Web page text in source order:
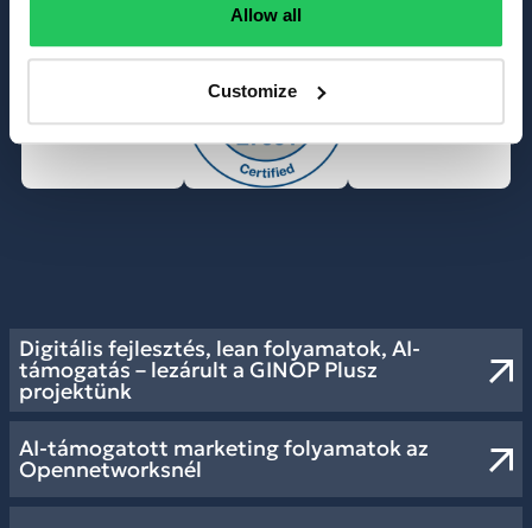
Allow all
Customize
Digitális fejlesztés, lean folyamatok, AI-
támogatás – lezárult a GINOP Plusz
projektünk
AI-támogatott marketing folyamatok az
Opennetworksnél